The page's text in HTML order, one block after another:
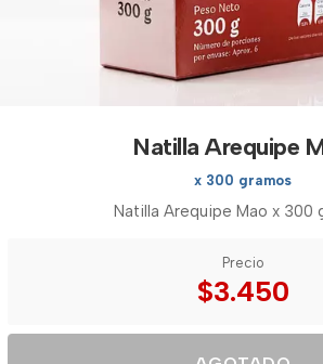
Natilla Arequipe
x 300 gramos
Natilla Arequipe Mao x 300
Precio
$3.450